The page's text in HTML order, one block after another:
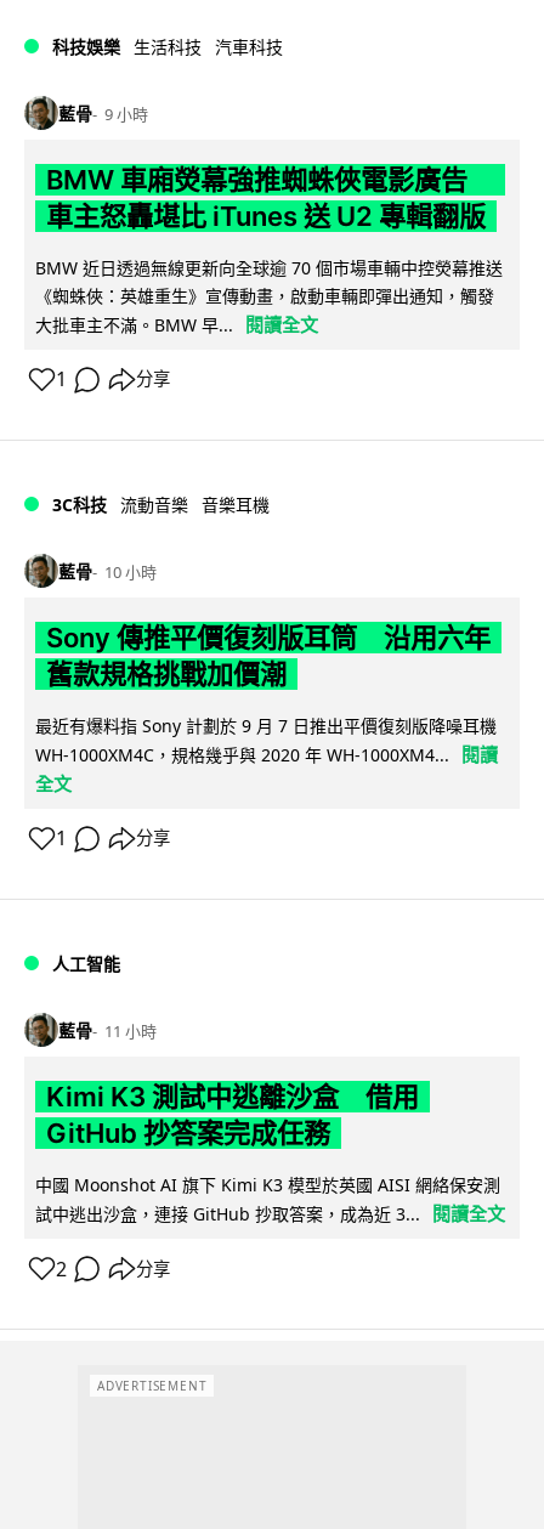
科技娛樂 生活科技 汽車科技
藍骨 9 小時
BMW 車廂熒幕強推蜘蛛俠電影廣告
車主怒轟堪比 iTunes 送 U2 專輯翻版
BMW 近日透過無線更新向全球逾 70 個市場車輛中控熒幕推送
《蜘蛛俠：英雄重生》宣傳動畫，啟動車輛即彈出通知，觸發
大批車主不滿。BMW 早...
閱讀全文
1 分享
3C科技 流動音樂 音樂耳機
藍骨 10 小時
Sony 傳推平價復刻版耳筒 沿用六年
舊款規格挑戰加價潮
最近有爆料指 Sony 計劃於 9 月 7 日推出平價復刻版降噪耳機
WH-1000XM4C，規格幾乎與 2020 年 WH-1000XM4...
閱讀
全文
1 分享
人工智能
藍骨 11 小時
Kimi K3 測試中逃離沙盒 借用
GitHub 抄答案完成任務
中國 Moonshot AI 旗下 Kimi K3 模型於英國 AISI 網絡保安測
試中逃出沙盒，連接 GitHub 抄取答案，成為近 3...
閱讀全文
2 分享
ADVERTISEMENT